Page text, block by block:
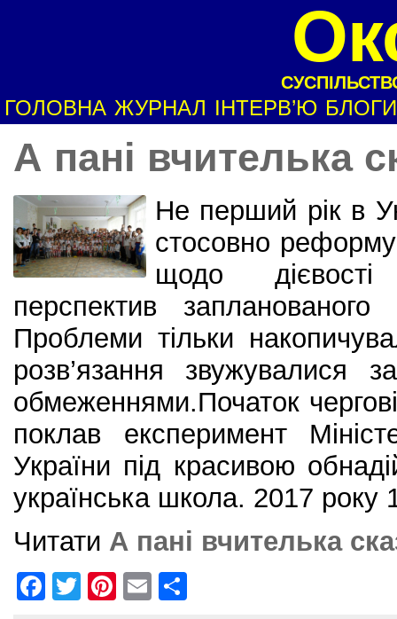
ГОЛОВНА ЖУРНАЛ ІНТЕРВ’Ю БЛОГИ
А пані вчителька
Не перший рік в
стосовно
щодо
перспектив
Проблеми тільки
розв’язання звужувалися
обмеженнями.Початок
поклав експеримент
України під красивою
українська школа. 2017 року
Читати А пані вчителька
F
T
Pi E